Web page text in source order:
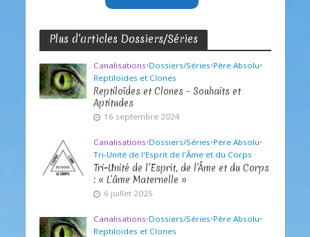
Plus d’articles Dossiers/Séries
Canalisations•Dossiers/Séries•Père Absolu•
Reptiloïdes et Clones
Reptiloïdes et Clones – Souhaits et
Aptitudes
16 septembre 2024
Canalisations•Dossiers/Séries•Père Absolu•
Tri-Unité de l'Esprit de l'Âme et du Corps
Tri-Unité de l’Esprit, de l’Âme et du Corps
: « L’âme Maternelle »
6 juillet 2025
Canalisations•Dossiers/Séries•Père Absolu•
Reptiloïdes et Clones